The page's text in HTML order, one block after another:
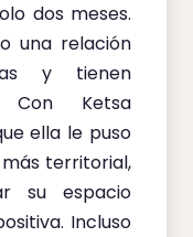
dos meses.
una relación
y tienen
Con Ketsa
ella le puso
territorial,
su espacio
Incluso